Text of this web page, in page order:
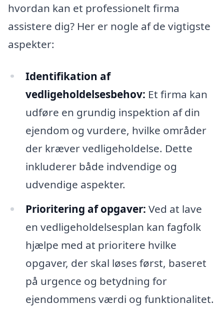
hvordan kan et professionelt firma
assistere dig? Her er nogle af de vigtigste
aspekter:
Identifikation af
vedligeholdelsesbehov: Et firma kan
udføre en grundig inspektion af din
ejendom og vurdere, hvilke områder
der kræver vedligeholdelse. Dette
inkluderer både indvendige og
udvendige aspekter.
Prioritering af opgaver: Ved at lave
en vedligeholdelsesplan kan fagfolk
hjælpe med at prioritere hvilke
opgaver, der skal løses først, baseret
på urgence og betydning for
ejendommens værdi og funktionalitet.